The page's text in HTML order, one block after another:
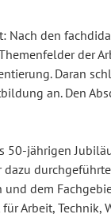
Nach den
der
Daran
an. Den
50-jährigen
dem
Arbeit, Technik,